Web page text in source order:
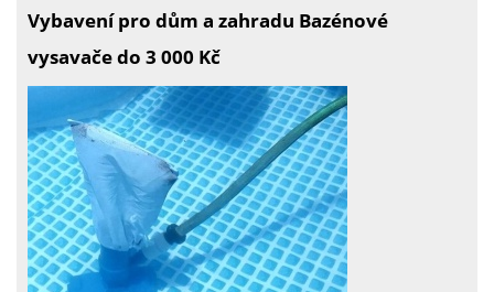
Vybavení pro dům a zahradu Bazénové
vysavače do 3 000 Kč